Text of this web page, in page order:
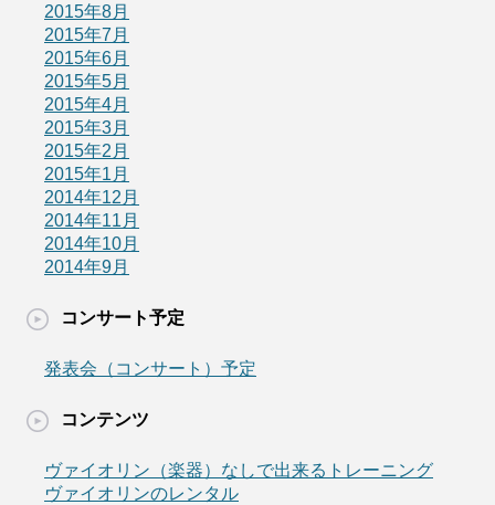
2015年8月
2015年7月
2015年6月
2015年5月
2015年4月
2015年3月
2015年2月
2015年1月
2014年12月
2014年11月
2014年10月
2014年9月
コンサート予定
発表会（コンサート）予定
コンテンツ
ヴァイオリン（楽器）なしで出来るトレーニング
ヴァイオリンのレンタル